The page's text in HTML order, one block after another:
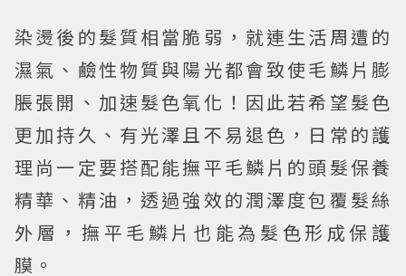
染燙後的髮質相當脆弱，就連生活周遭的
濕氣、鹼性物質與陽光都會致使毛鱗片膨
脹張開、加速髮色氧化！因此若希望髮色
更加持久、有光澤且不易退色，日常的護
理尚一定要搭配能撫平毛鱗片的頭髮保養
精華、精油，透過強效的潤澤度包覆髮絲
外層，撫平毛鱗片也能為髮色形成保護
膜。